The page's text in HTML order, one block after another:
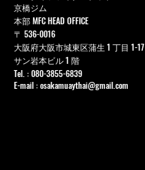
京橋ジム
本部 MFC HEAD OFFICE
〒 536-0016
大阪府大阪市城東区蒲生 1 丁目 1-17
サン岩本ビル 1 階
Tel. :080-3855-6839
E-mail :osakamuaythai@gmail.com